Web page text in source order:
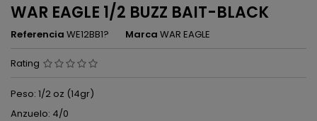
WAR EAGLE 1/2 BUZZ BAIT-BLACK
Referencia WE12BB1? Marca WAR EAGLE
Rating
Peso: 1/2 oz (14gr)
Anzuelo: 4/0